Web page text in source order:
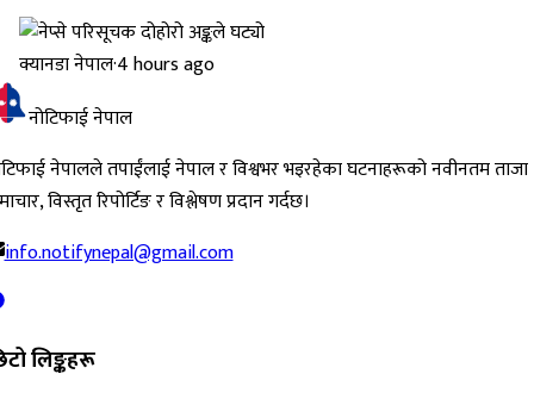
क्यानडा नेपाल·4 hours ago
नोटिफाई नेपाल
नेपालले तपाईंलाई नेपाल र विश्वभर भइरहेका घटनाहरूको नवीनतम ताजा
विस्तृत रिपोर्टिङ र विश्लेषण प्रदान गर्दछ।
info.notifynepal@gmail.com
लिङ्कहरू